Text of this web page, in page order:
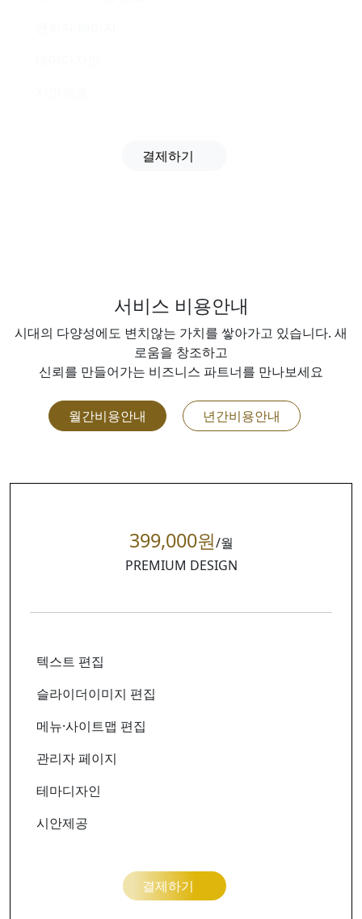
결제하기
서비스 비용안내
시대의 다양성에도 변치않는 가치를 쌓아가고 있습니다. 새
로움을 창조하고
신뢰를 만들어가는 비즈니스 파트너를 만나보세요
월간비용안내 년간비용안내
399,000원/월
PREMIUM DESIGN
텍스트 편집
슬라이더이미지 편집
메뉴·사이트맵 편집
관리자 페이지
테마디자인
시안제공
결제하기